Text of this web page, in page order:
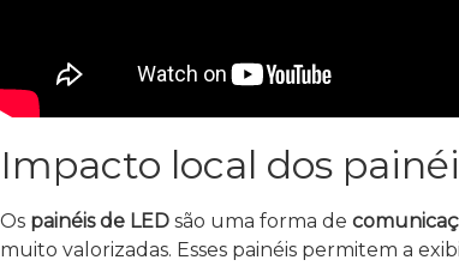
Impacto local dos
Os painéis de LED são uma forma de
muito valorizadas. Esses painéis permitem a